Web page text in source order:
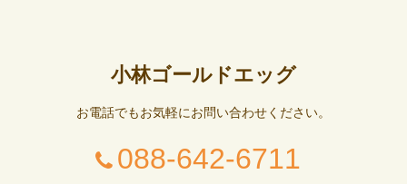
小林ゴールドエッグ
お電話でもお気軽にお問い合わせください。
088-642-6711